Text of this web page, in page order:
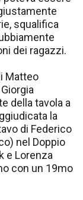
squalifica
dei ragazzi.
Matteo
della tavola a
la
di Federico
nel Doppio
e Lorenza
con un 19mo